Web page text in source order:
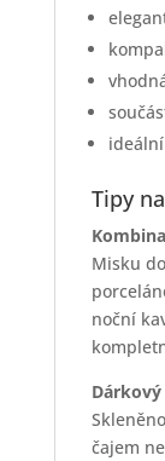
Tipy
Misku
noční
čajem